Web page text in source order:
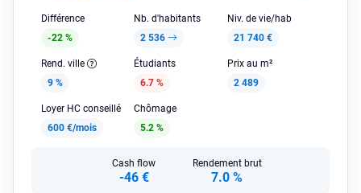
Différence
-22 %
Nb. d'habitants
2 536
Niv. de vie/hab
21 740 €
Rend. ville
9 %
Étudiants
6.7 %
Prix au m²
2 489
Loyer HC conseillé
600 €/mois
Chômage
5.2 %
Cash flow
-46 €
Rendement brut
7.0 %